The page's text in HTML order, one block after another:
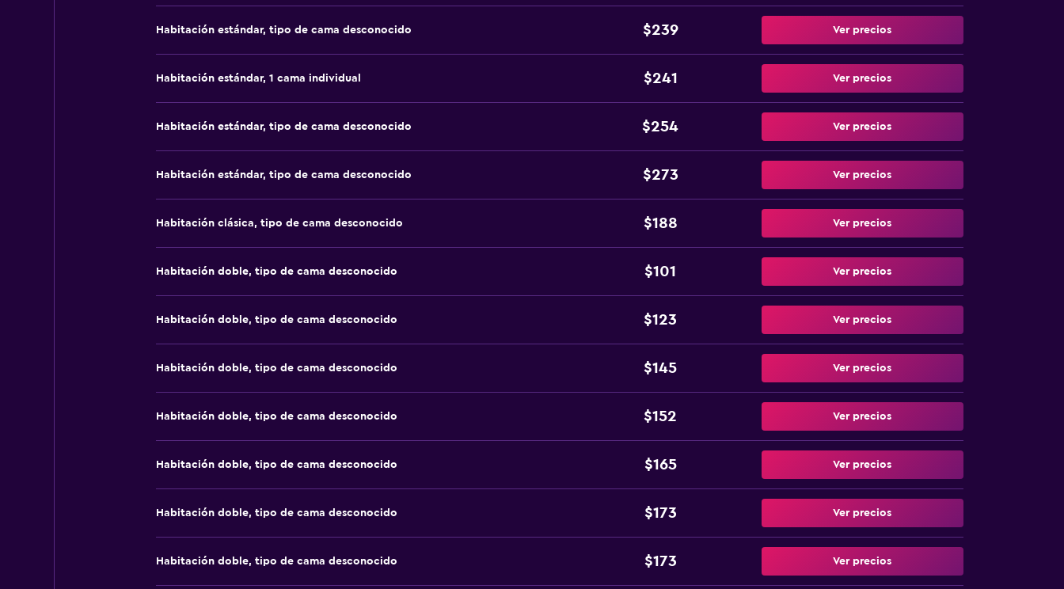
Habitación estándar, tipo de cama desconocido $239 Ver precios
Habitación estándar, 1 cama individual $241 Ver precios
Habitación estándar, tipo de cama desconocido $254 Ver precios
Habitación estándar, tipo de cama desconocido $273 Ver precios
Habitación clásica, tipo de cama desconocido $188 Ver precios
Habitación doble, tipo de cama desconocido $101 Ver precios
Habitación doble, tipo de cama desconocido $123 Ver precios
Habitación doble, tipo de cama desconocido $145 Ver precios
Habitación doble, tipo de cama desconocido $152 Ver precios
Habitación doble, tipo de cama desconocido $165 Ver precios
Habitación doble, tipo de cama desconocido $173 Ver precios
Habitación doble, tipo de cama desconocido $173 Ver precios